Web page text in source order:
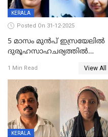
KERALA
Posted On 31-12-2025
5 മാസം മുൻപ് ഇസ്രയേലിൽ
ദുരൂഹസാഹചര്യത്തിൽ
മലയാളി യുവാവിന്റെ ഭാര്യയും
മരിച്ചു
1 Min Read View All
KERALA